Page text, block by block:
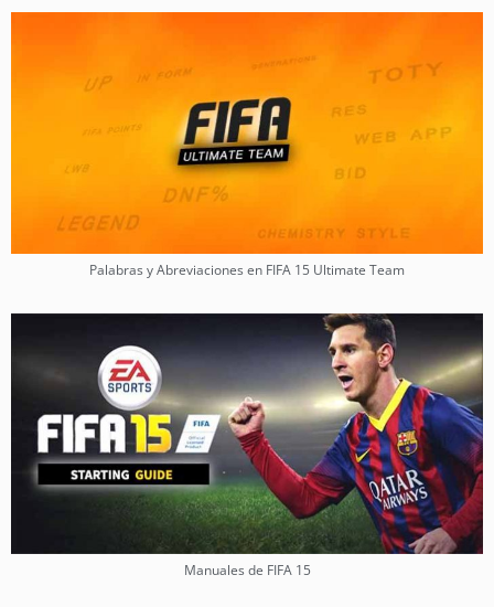
Palabras y Abreviaciones en FIFA 15 Ultimate Team
Manuales de FIFA 15